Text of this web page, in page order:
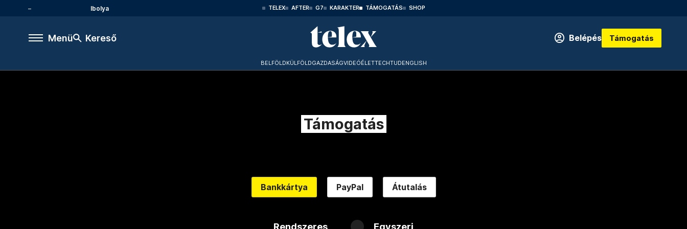
Ibolya TELEX AFTER G7 KARAKTER TÁMOGATÁS SHOP
Menü Kereső Belépés Támogatás
BELFÖLDKÜLFÖLDGAZDASÁGVIDEÓÉLETTECHTUDENGLISH
Támogatás
Bankkártya PayPal Átutalás
Rendszeres Egyszeri